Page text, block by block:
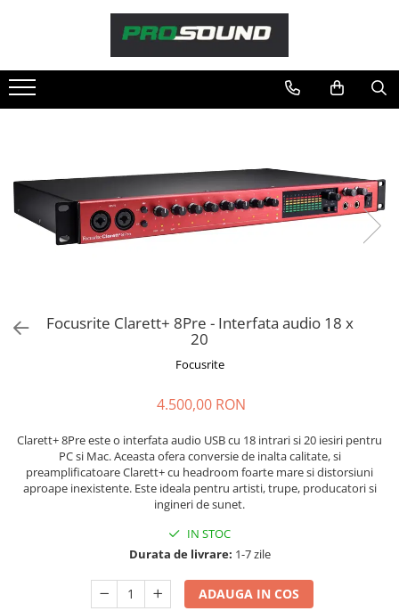
Sonorizare / PA
Adresare publica 100V
Amplificatoare Audio
Boxe Audio
Ecrane de difuzie
Playere si Recordere
Stabilizatoare de tensiune UPS si
Unelte Audio
Microfoane
Accesorii de microfoane
Microfoane de broadcast
Microfoane de instrumente
Focusrite Clarett+ 8Pre - Interfata audio 18 x
20
Focusrite
4.500,00 RON
Clarett+ 8Pre este o interfata audio USB cu 18 intrari si 20 iesiri pentru
PC si Mac. Aceasta ofera conversie de inalta calitate, si
preamplificatoare Clarett+ cu headroom foarte mare si distorsiuni
aproape inexistente. Este ideala pentru artisti, trupe, producatori si
ingineri de sunet.
IN STOC
Durata de livrare: 1-7 zile
ADAUGA IN COS